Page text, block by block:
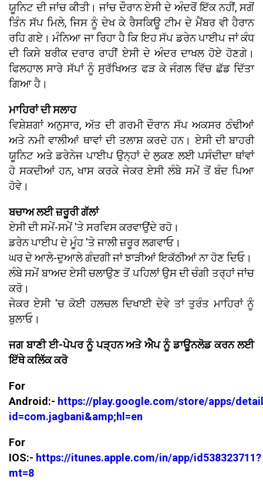
ਯੂਨਿਟ ਦੀ ਜਾਂਚ ਕੀਤੀ। ਜਾਂਚ ਦੌਰਾਨ ਏਸੀ ਦੇ ਅੰਦਰੋਂ ਇੱਕ ਨਹੀਂ, ਸਗੋਂ
ਤਿੰਨ ਸੱਪ ਮਿਲੇ, ਜਿਸ ਨੂੰ ਦੇਖ ਕੇ ਰੈਸਕਿਊ ਟੀਮ ਦੇ ਮੈਂਬਰ ਵੀ ਹੈਰਾਨ
ਰਹਿ ਗਏ। ਮੰਨਿਆ ਜਾ ਰਿਹਾ ਹੈ ਕਿ ਇਹ ਸੱਪ ਡਰੇਨ ਪਾਈਪ ਜਾਂ ਕੰਧ
ਦੀ ਕਿਸੇ ਬਰੀਕ ਦਰਾਰ ਰਾਹੀਂ ਏਸੀ ਦੇ ਅੰਦਰ ਦਾਖਲ ਹੋਏ ਹੋਣਗੇ।
ਫਿਲਹਾਲ ਸਾਰੇ ਸੱਪਾਂ ਨੂੰ ਸੁਰੱਖਿਅਤ ਫੜ ਕੇ ਜੰਗਲ ਵਿੱਚ ਛੱਡ ਦਿੱਤਾ
ਗਿਆ ਹੈ।
ਮਾਹਿਰਾਂ ਦੀ ਸਲਾਹ
ਵਿਸ਼ੇਸ਼ਗਾਂ ਅਨੁਸਾਰ, ਅੱਤ ਦੀ ਗਰਮੀ ਦੌਰਾਨ ਸੱਪ ਅਕਸਰ ਠੰਢੀਆਂ
ਅਤੇ ਨਮੀ ਵਾਲੀਆਂ ਥਾਵਾਂ ਦੀ ਤਲਾਸ਼ ਕਰਦੇ ਹਨ। ਏਸੀ ਦੀ ਬਾਹਰੀ
ਯੂਨਿਟ ਅਤੇ ਡਰੇਨੇਜ ਪਾਈਪ ਉਨ੍ਹਾਂ ਦੇ ਲੁਕਣ ਲਈ ਪਸੰਦੀਦਾ ਥਾਂਵਾਂ
ਹੋ ਸਕਦੀਆਂ ਹਨ, ਖਾਸ ਕਰਕੇ ਜੇਕਰ ਏਸੀ ਲੰਬੇ ਸਮੇਂ ਤੋਂ ਬੰਦ ਪਿਆ
ਹੋਵੇ।
ਬਚਾਅ ਲਈ ਜ਼ਰੂਰੀ ਗੱਲਾਂ
ਏਸੀ ਦੀ ਸਮੇਂ-ਸਮੇਂ 'ਤੇ ਸਰਵਿਸ ਕਰਵਾਉਂਦੇ ਰਹੋ।
ਡਰੇਨ ਪਾਈਪ ਦੇ ਮੂੰਹ 'ਤੇ ਜਾਲੀ ਜ਼ਰੂਰ ਲਗਵਾਓ।
ਘਰ ਦੇ ਆਲੇ-ਦੁਆਲੇ ਗੰਦਗੀ ਜਾਂ ਝਾੜੀਆਂ ਇਕੱਠੀਆਂ ਨਾ ਹੋਣ ਦਿਓ।
ਲੰਬੇ ਸਮੇਂ ਬਾਅਦ ਏਸੀ ਚਲਾਉਣ ਤੋਂ ਪਹਿਲਾਂ ਉਸ ਦੀ ਚੰਗੀ ਤਰ੍ਹਾਂ ਜਾਂਚ
ਕਰੋ।
ਜੇਕਰ ਏਸੀ 'ਚ ਕੋਈ ਹਲਚਲ ਦਿਖਾਈ ਦੇਵੇ ਤਾਂ ਤੁਰੰਤ ਮਾਹਿਰਾਂ ਨੂੰ
ਬੁਲਾਓ।
ਜਗ ਬਾਣੀ ਈ-ਪੇਪਰ ਨੂੰ ਪੜ੍ਹਨ ਅਤੇ ਐਪ ਨੂੰ ਡਾਊਨਲੋਡ ਕਰਨ ਲਈ
ਇੱਥੇ ਕਲਿੱਕ ਕਰੋ
For
Android:- https://play.google.com/store/apps/
id=com.jagbani&amp;hl=en
For
IOS:- https://itunes.apple.com/in/app/id538323711?
mt=8